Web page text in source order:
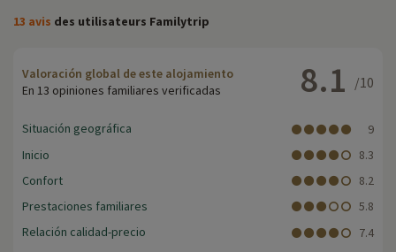
13 avis des utilisateurs Familytrip
Valoración global de este alojamiento
En 13 opiniones familiares verificadas
8.1 /10
Situación geográfica
9
Inicio
8.3
Confort
8.2
Prestaciones familiares
5.8
Relación calidad-precio
7.4